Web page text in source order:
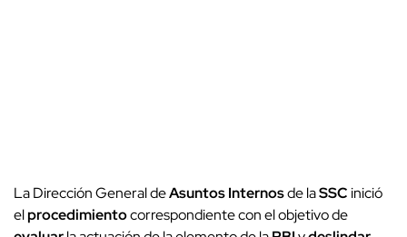
La Dirección General deAsuntos Internosde laSSCinició
elprocedimientocorrespondiente con el objetivo de